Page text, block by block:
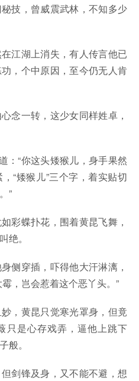
技，曾威震武林，不知多少
江湖上消失，有人传言他已
，个中原因，至今仍无人肯
念一转，这少女同样姓卓，
：“你这头矮猴儿，身手果然
“矮猴儿”三个字，着实贴切
”
彩蝶扑花，围着黄昆飞舞，
绝。
侧穿插，吓得他大汗淋漓，
，岂会惹着这个恶丫头。”
，黄昆只觉寒光罩身，但竟
只是心存戏弄，逼他上跳下
般。
剑锋及身，又不能不避，想